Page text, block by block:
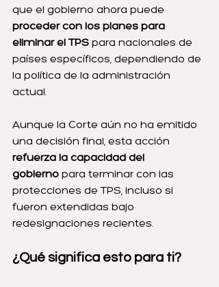
que el gobierno ahora puede
proceder con los planes para
eliminar el TPS para nacionales de
países específicos, dependiendo de
la política de la administración
actual.
Aunque la Corte aún no ha emitido
una decisión final, esta acción
refuerza la capacidad del
gobierno para terminar con las
protecciones de TPS, incluso si
fueron extendidas bajo
redesignaciones recientes.
¿Qué significa esto para ti?